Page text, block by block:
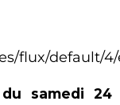
samedi 24